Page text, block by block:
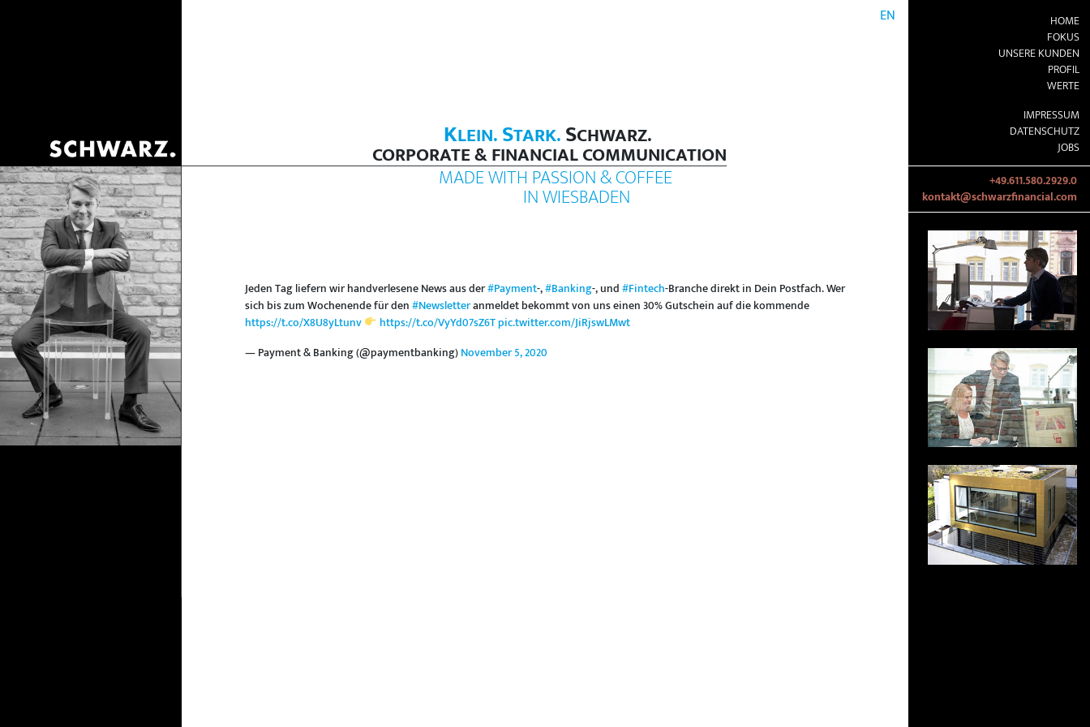
KLEIN.STARK.SCHWARZ.
CORPORATE & FINANCIAL COMMUNICATION
EN
HOME
FOKUS
UNSERE KUNDEN
PROFIL
WERTE
IMPRESSUM
DATENSCHUTZ
JOBS
MADE WITH PASSION & COFFEE
IN WIESBADEN
Jeden Tag liefern wir handverlesene News aus der#Payment-,#Banking-, und#Fintech-Branche direkt in Dein Postfach. Wer
sich bis zum Wochenende für den#Newsletteranmeldet bekommt von uns einen 30% Gutschein auf die kommende
https://t.co/X8U8yLtunv
https://t.co/VyYd07sZ6Tpic.twitter.com/JiRjswLMwt
— Payment & Banking (@paymentbanking)November 5, 2020
+49.611.580.2929.0
kontakt@schwarzfinancial.com